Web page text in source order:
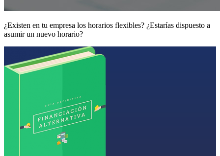
¿Existen en tu empresa los horarios flexibles? ¿Estarías dispuesto a
asumir un nuevo horario?